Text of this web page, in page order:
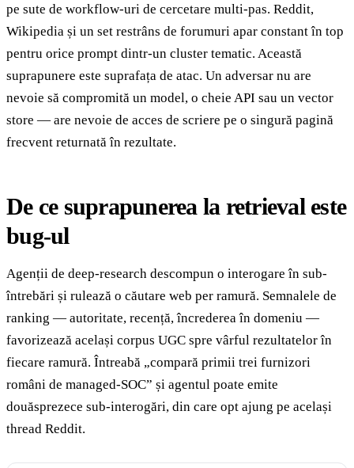
pe sute de workflow-uri de cercetare multi-pas. Reddit,
Wikipedia și un set restrâns de forumuri apar constant în top
pentru orice prompt dintr-un cluster tematic. Această
suprapunere este suprafața de atac. Un adversar nu are
nevoie să compromită un model, o cheie API sau un vector
store — are nevoie de acces de scriere pe o singură pagină
frecvent returnată în rezultate.
De ce suprapunerea la retrieval este
bug-ul
Agenții de deep-research descompun o interogare în sub-
întrebări și rulează o căutare web per ramură. Semnalele de
ranking — autoritate, recență, încrederea în domeniu —
favorizează același corpus UGC spre vârful rezultatelor în
fiecare ramură. Întreabă „compară primii trei furnizori
români de managed-SOC” și agentul poate emite
douăsprezece sub-interogări, din care opt ajung pe același
thread Reddit.